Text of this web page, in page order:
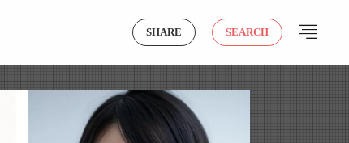
SHARE SEARCH